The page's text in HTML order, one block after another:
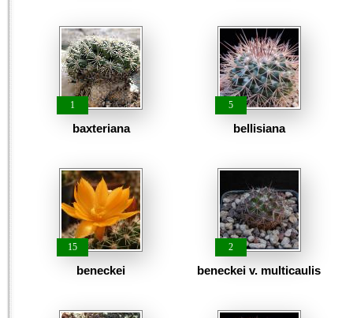
1
baxteriana
5
bellisiana
15
beneckei
2
beneckei v. multicaulis